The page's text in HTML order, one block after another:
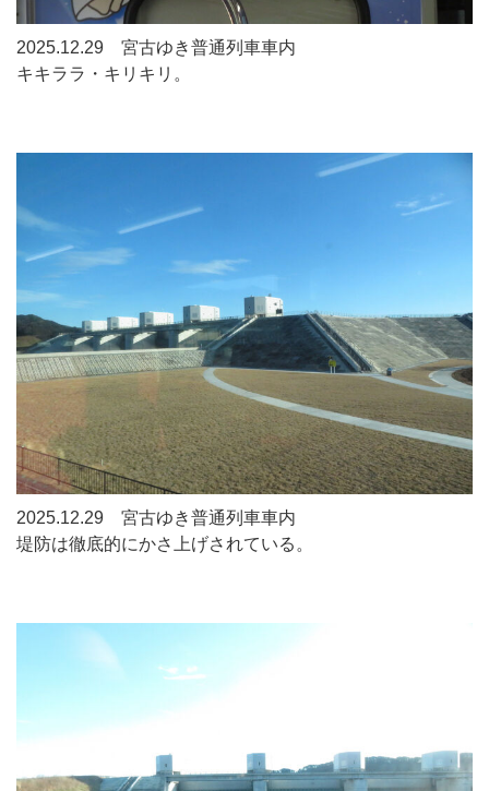
2025.12.29 宮古ゆき普通列車車内
キキララ・キリキリ。
2025.12.29 宮古ゆき普通列車車内
堤防は徹底的にかさ上げされている。